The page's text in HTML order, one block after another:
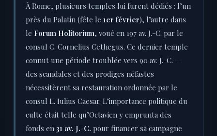
À Rome, plusieurs temples lui furent dédiés : l’un
près du Palatin (fête le 1er février), l’autre dans
le Forum Holitorium, voué en 197 av. J.-C. par le
consul C. Cornelius Cethegus. Ce dernier temple
connut une période troublée vers 90 av. J.-C. —
des scandales et des prodiges néfastes
nécessitèrent sa restauration ordonnée par le
consul L. Iulius Caesar. L’importance politique du
culte était telle qu’Octavien y emprunta des
fonds en 31 av. J.-C. pour financer sa campagne